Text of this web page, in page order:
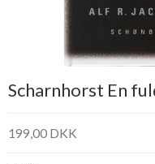
Scharnhorst En
199,00 DKK